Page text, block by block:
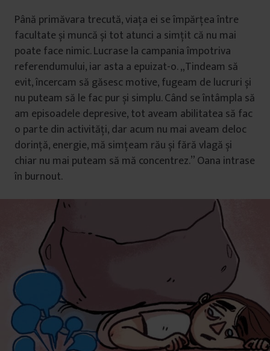
Până primăvara trecută, viața ei se împărțea între
facultate și muncă și tot atunci a simțit că nu mai
poate face nimic. Lucrase la campania împotriva
referendumului, iar asta a epuizat-o. „Tindeam să
evit, încercam să găsesc motive, fugeam de lucruri și
nu puteam să le fac pur și simplu. Când se întâmpla să
am episoadele depresive, tot aveam abilitatea să fac
o parte din activități, dar acum nu mai aveam deloc
dorință, energie, mă simțeam rău și fără vlagă și
chiar nu mai puteam să mă concentrez.” Oana intrase
în burnout.